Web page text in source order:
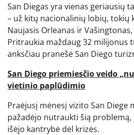
San Diegas yra vienas geriausių
– už kitų nacionalinių lobių, tokių
Naujasis Orleanas ir Vašingtonas,
Pritraukia maždaug 32 milijonus
anksčiau pranešė San Diego
San Diego priemiesčio veido
vietinio paplūdimio
Praėjusį mėnesį vizito San Diege
pažadėjo nutraukti šią
išėjo kantrybė dėl krizės.